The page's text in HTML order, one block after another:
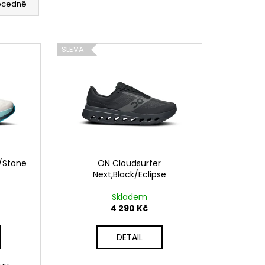
SLEVA
ON Cloudsurfer
Next,Black/Eclipse
Skladem
4 290 Kč
DETAIL